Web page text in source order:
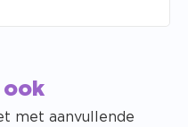
ook
met aanvullende